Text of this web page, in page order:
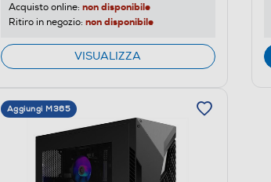
Acquisto online: non disponibile
Ritiro in negozio: non disponibile
VISUALIZZA
Aggiungi M365